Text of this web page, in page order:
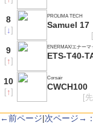
8
[↓]
PROLIMA TECH
Samuel 17
9
[↑]
ENERMAX/エナーマ
ETS-T40-
10
[↑]
Corsair
CWCH100
[
←前ページ|次ページ→